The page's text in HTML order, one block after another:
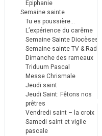
Epiphanie
Semaine sainte
Tu es poussière…
L’expérience du carême
Semaine Sainte Diocèses
Semaine sainte TV & Radio
Dimanche des rameaux
Triduum Pascal
Messe Chrismale
Jeudi saint
Jeudi Saint: Fêtons nos
prêtres
Vendredi saint – la croix
Samedi saint et vigile
pascale